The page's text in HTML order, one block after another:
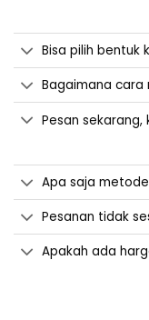
Bisa pilih bentuk
Bagaimana cara
Pesan sekarang,
Apa saja
Pesanan tidak
Apakah ada